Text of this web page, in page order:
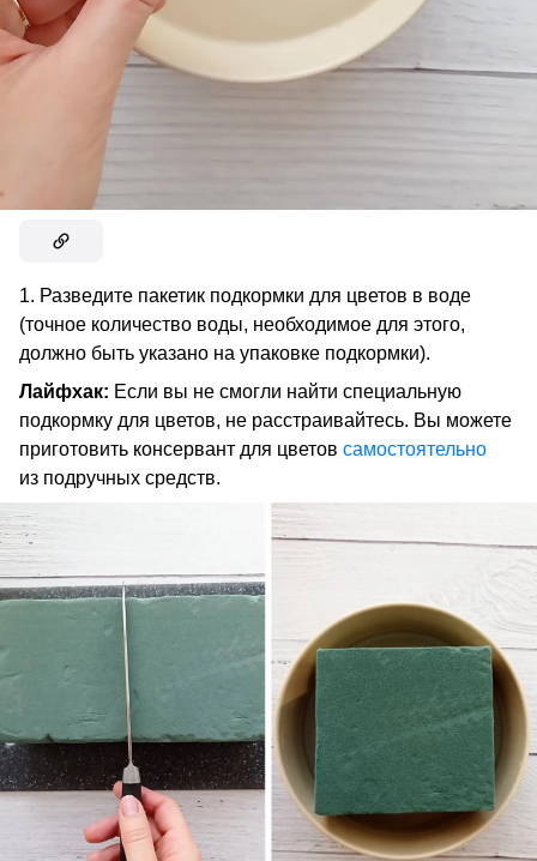
1. Разведите пакетик подкормки для цветов в воде
(точное количество воды, необходимое для этого,
должно быть указано на упаковке подкормки).
Лайфхак: Если вы не смогли найти специальную
подкормку для цветов, не расстраивайтесь. Вы можете
приготовить консервант для цветов самостоятельно
из подручных средств.